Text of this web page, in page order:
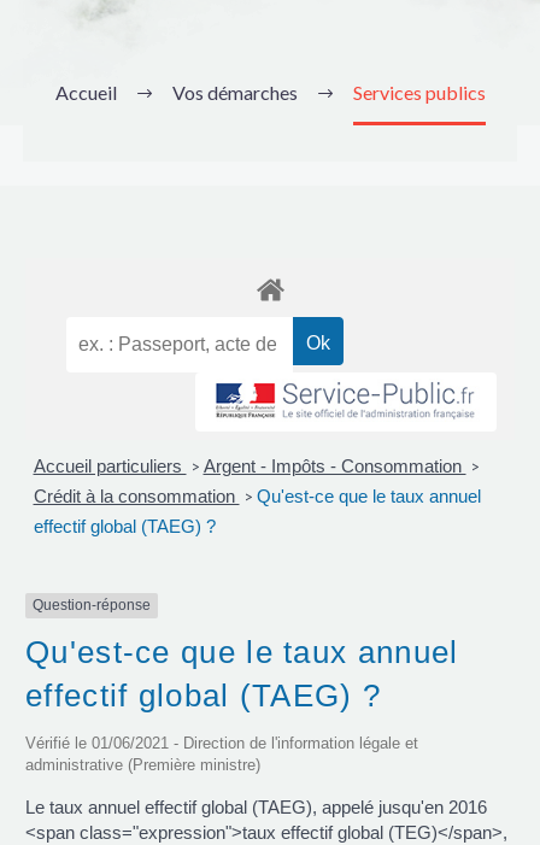
Accueil Vos démarches Services publics
Accueil particuliers > Argent - Impôts - Consommation >
Crédit à la consommation > Qu'est-ce que le taux annuel
effectif global (TAEG) ?
Question-réponse
Qu'est-ce que le taux annuel
effectif global (TAEG) ?
Vérifié le 01/06/2021 - Direction de l'information légale et
administrative (Première ministre)
Le taux annuel effectif global (TAEG), appelé jusqu'en 2016
<span class="expression">taux effectif global (TEG)</span>,